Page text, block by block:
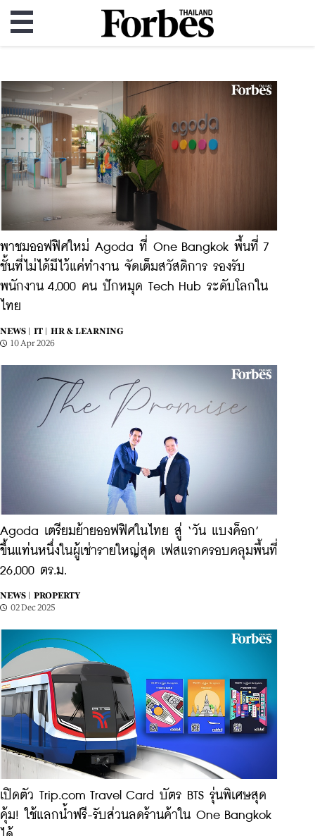
พาชมออฟฟิศใหม่ Agoda ที่ One Bangkok พื้นที่ 7
ชั้นที่ไม่ได้มีไว้แค่ทำงาน จัดเต็มสวัสดิการ รองรับ
พนักงาน 4,000 คน ปักหมุด Tech Hub ระดับโลกใน
ไทย
NEWS | IT |
HR & LEARNING
10 Apr 2026
Agoda เตรียมย้ายออฟฟิศในไทย สู่ ‘วัน แบงค็อก’
ขึ้นแท่นหนึ่งในผู้เช่ารายใหญ่สุด เฟสแรกครอบคลุมพื้นที่
26,000 ตร.ม.
NEWS |
PROPERTY
02 Dec 2025
เปิดตัว Trip.com Travel Card บัตร BTS รุ่นพิเศษสุด
คุ้ม! ใช้แลกน้ำฟรี-รับส่วนลดร้านค้าใน One Bangkok